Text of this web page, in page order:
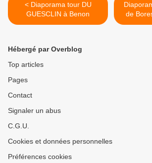
< Diaporama tour DU
GUESCLIN à Benon
Hébergé par Overblog
Top articles
Pages
Contact
Signaler un abus
C.G.U.
Cookies et données personnelles
Préférences cookies